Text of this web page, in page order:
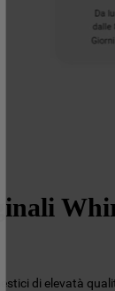
di elevatà